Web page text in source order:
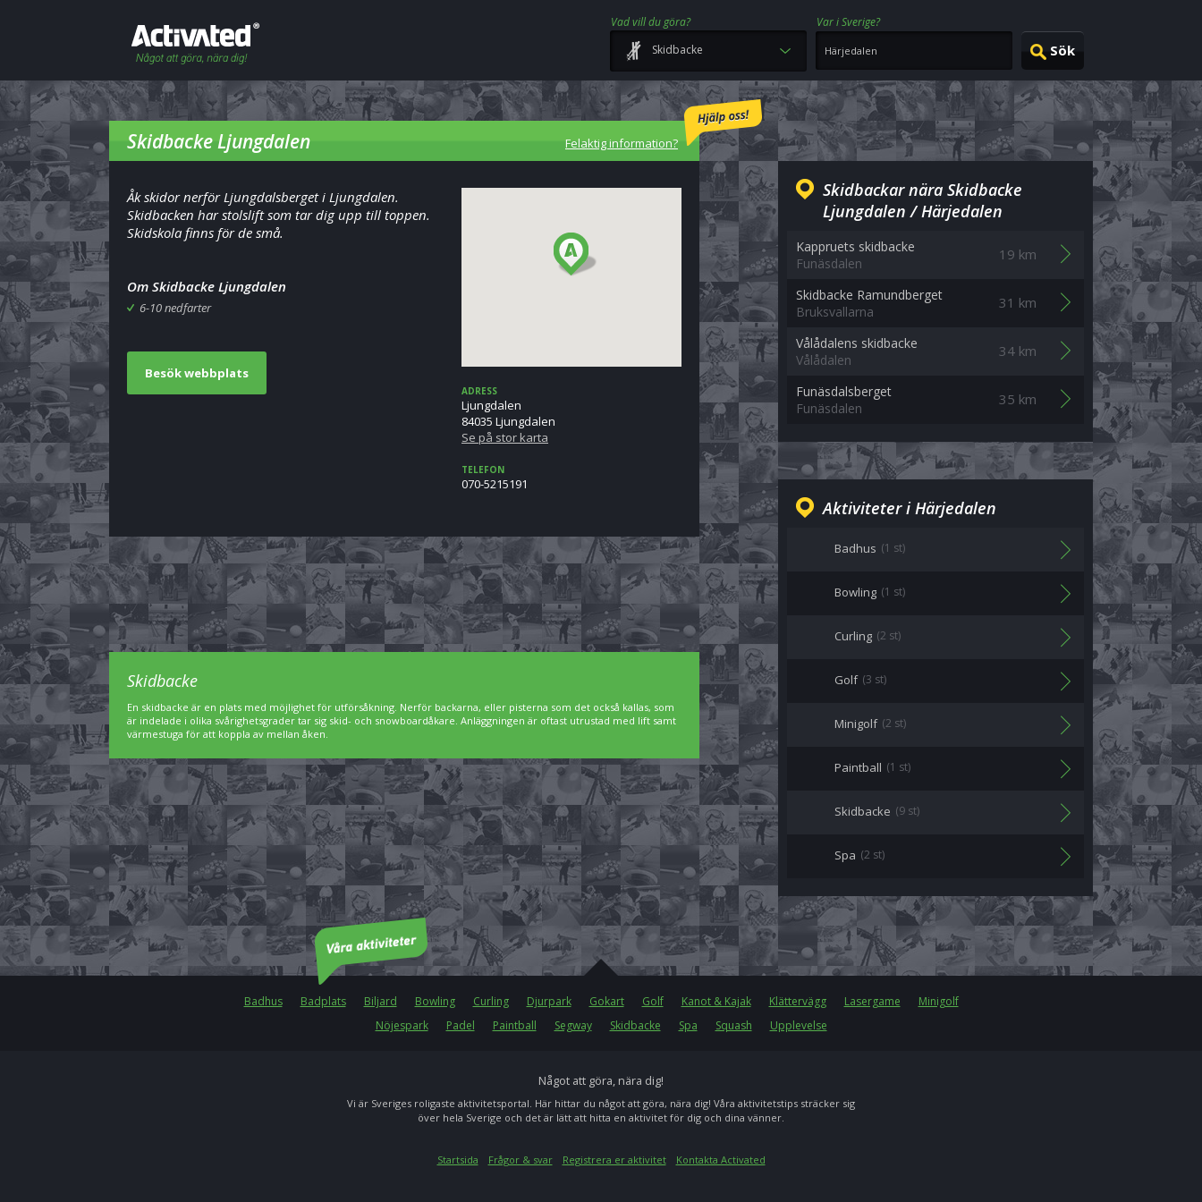
Vad vill du göra?
Var i Sverige?
Skidbacke
Skidbacke Ljungdalen Felaktig information?
Åk skidor nerför Ljungdalsberget i Ljungdalen.
Skidbacken har stolslift som tar dig upp till toppen.
Skidskola finns för de små.
Om Skidbacke Ljungdalen
6-10 nedfarter
Besök webbplats
ADRESS
Ljungdalen
84035 Ljungdalen
Se på stor karta
TELEFON
070-5215191
Skidbackar nära Skidbacke
Ljungdalen / Härjedalen
Kappruets skidbacke
Funäsdalen
19 km
Skidbacke Ramundberget
Bruksvallarna
31 km
Vålådalens skidbacke
Vålådalen
34 km
Funäsdalsberget
Funäsdalen
35 km
Aktiviteter i Härjedalen
Badhus (1 st)
Bowling (1 st)
Curling (2 st)
Golf (3 st)
Minigolf (2 st)
Paintball (1 st)
Skidbacke (9 st)
Spa (2 st)
Skidbacke
En skidbacke är en plats med möjlighet för utförsåkning. Nerför backarna, eller pisterna som det också kallas, som
är indelade i olika svårighetsgrader tar sig skid- och snowboardåkare. Anläggningen är oftast utrustad med lift samt
värmestuga för att koppla av mellan åken.
Badhus Badplats Biljard Bowling Curling Djurpark Gokart Golf Kanot & Kajak Klättervägg Lasergame
Minigolf
Nöjespark
Padel Paintball Segway Skidbacke Spa Squash Upplevelse
Något att göra, nära dig!
Vi är Sveriges roligaste aktivitetsportal. Här hittar du något att göra, nära dig! Våra aktivitetstips sträcker sig
över hela Sverige och det är lätt att hitta en aktivitet för dig och dina vänner.
Startsida Frågor & svar Registrera er aktivitet Kontakta Activated